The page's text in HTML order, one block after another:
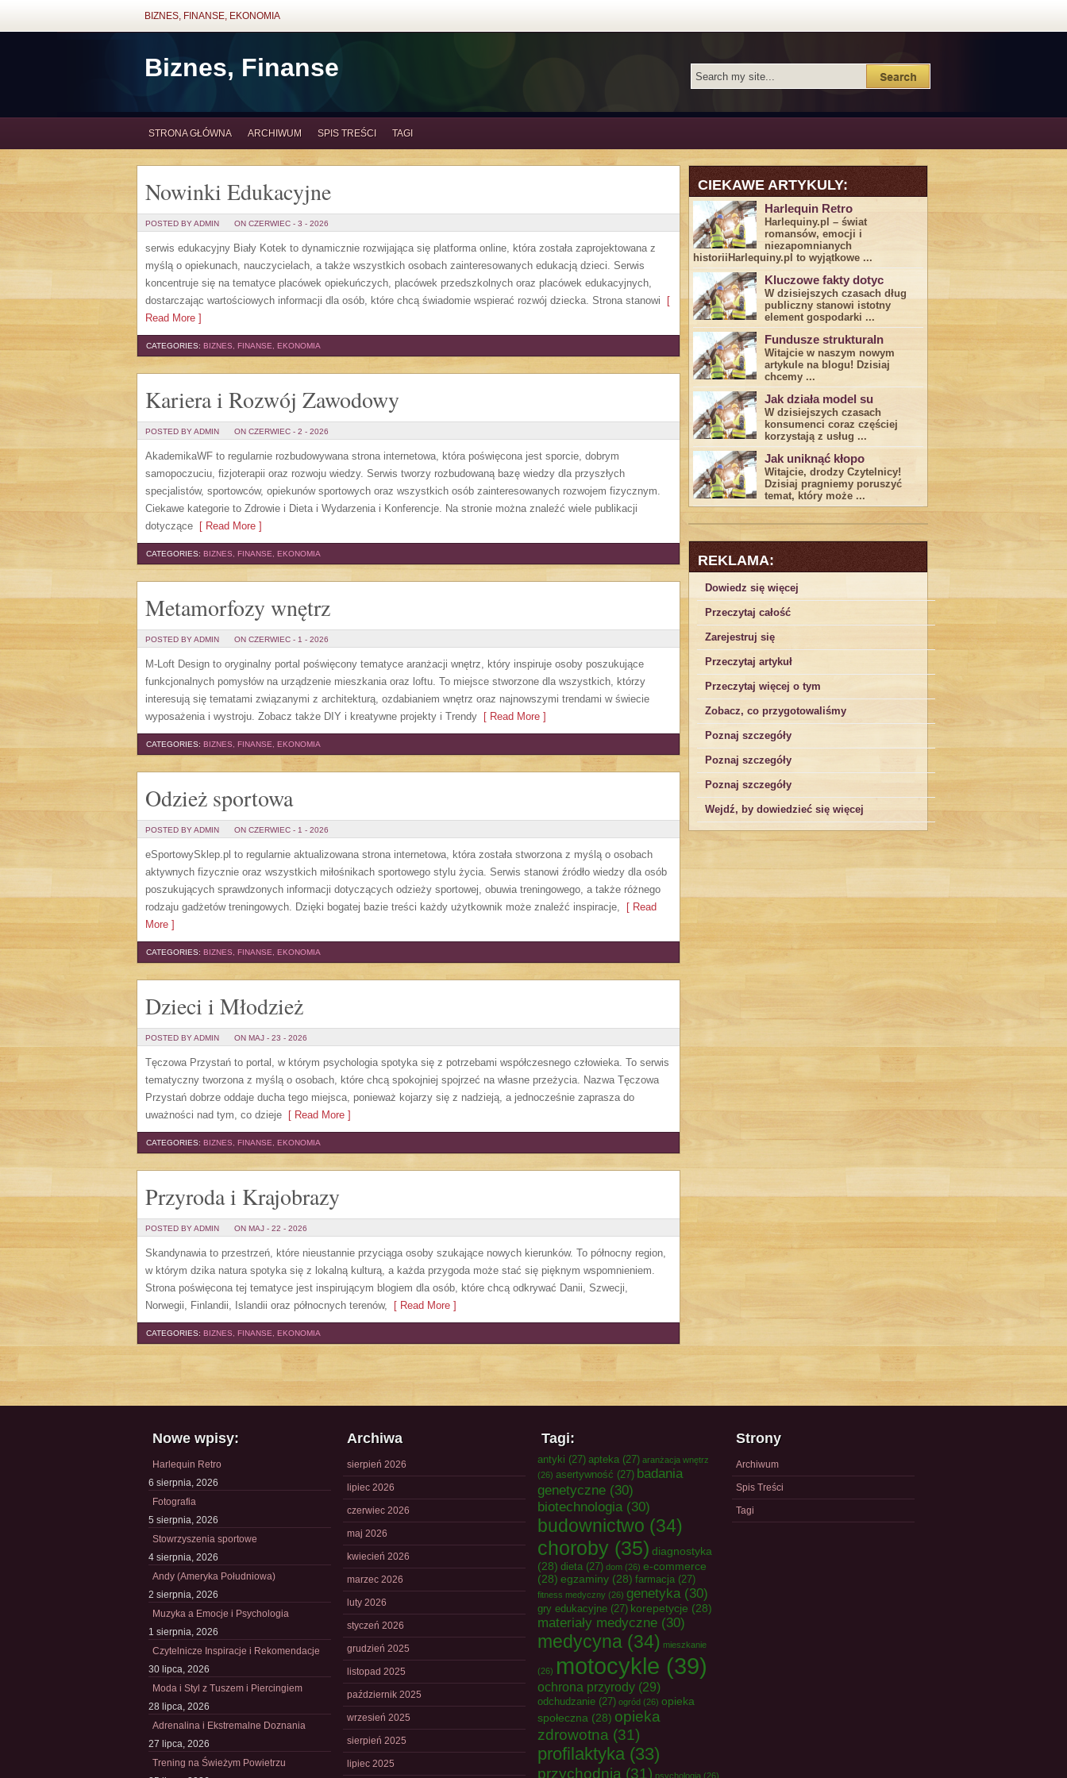
BIZNES, FINANSE, EKONOMIA
Biznes, Finanse
STRONA GŁÓWNA ARCHIWUM SPIS TREŚCI TAGI
Nowinki Edukacyjne
POSTED BY ADMIN ON CZERWIEC - 3 - 2026
serwis edukacyjny Biały Kotek to dynamicznie rozwijająca się platforma online, która została zaprojektowana z
myślą o opiekunach, nauczycielach, a także wszystkich osobach zainteresowanych edukacją dzieci. Serwis
koncentruje się na tematyce placówek opiekuńczych, placówek przedszkolnych oraz placówek edukacyjnych,
dostarczając wartościowych informacji dla osób, które chcą świadomie wspierać rozwój dziecka. Strona stanowi [
Read More ]
CATEGORIES: BIZNES, FINANSE, EKONOMIA
Kariera i Rozwój Zawodowy
POSTED BY ADMIN ON CZERWIEC - 2 - 2026
AkademikaWF to regularnie rozbudowywana strona internetowa, która poświęcona jest sporcie, dobrym
samopoczuciu, fizjoterapii oraz rozwoju wiedzy. Serwis tworzy rozbudowaną bazę wiedzy dla przyszłych
specjalistów, sportowców, opiekunów sportowych oraz wszystkich osób zainteresowanych rozwojem fizycznym.
Ciekawe kategorie to Zdrowie i Dieta i Wydarzenia i Konferencje. Na stronie można znaleźć wiele publikacji
dotyczące [ Read More ]
CATEGORIES: BIZNES, FINANSE, EKONOMIA
Metamorfozy wnętrz
POSTED BY ADMIN ON CZERWIEC - 1 - 2026
M-Loft Design to oryginalny portal poświęcony tematyce aranżacji wnętrz, który inspiruje osoby poszukujące
funkcjonalnych pomysłów na urządzenie mieszkania oraz loftu. To miejsce stworzone dla wszystkich, którzy
interesują się tematami związanymi z architekturą, ozdabianiem wnętrz oraz najnowszymi trendami w świecie
wyposażenia i wystroju. Zobacz także DIY i kreatywne projekty i Trendy [ Read More ]
CATEGORIES: BIZNES, FINANSE, EKONOMIA
Odzież sportowa
POSTED BY ADMIN ON CZERWIEC - 1 - 2026
eSportowySklep.pl to regularnie aktualizowana strona internetowa, która została stworzona z myślą o osobach
aktywnych fizycznie oraz wszystkich miłośnikach sportowego stylu życia. Serwis stanowi źródło wiedzy dla osób
poszukujących sprawdzonych informacji dotyczących odzieży sportowej, obuwia treningowego, a także różnego
rodzaju gadżetów treningowych. Dzięki bogatej bazie treści każdy użytkownik może znaleźć inspiracje, [ Read
More ]
CATEGORIES: BIZNES, FINANSE, EKONOMIA
Dzieci i Młodzież
POSTED BY ADMIN ON MAJ - 23 - 2026
Tęczowa Przystań to portal, w którym psychologia spotyka się z potrzebami współczesnego człowieka. To serwis
tematyczny tworzona z myślą o osobach, które chcą spokojniej spojrzeć na własne przeżycia. Nazwa Tęczowa
Przystań dobrze oddaje ducha tego miejsca, ponieważ kojarzy się z nadzieją, a jednocześnie zaprasza do
uważności nad tym, co dzieje [ Read More ]
CATEGORIES: BIZNES, FINANSE, EKONOMIA
Przyroda i Krajobrazy
POSTED BY ADMIN ON MAJ - 22 - 2026
Skandynawia to przestrzeń, które nieustannie przyciąga osoby szukające nowych kierunków. To północny region,
w którym dzika natura spotyka się z lokalną kulturą, a każda przygoda może stać się pięknym wspomnieniem.
Strona poświęcona tej tematyce jest inspirującym blogiem dla osób, które chcą odkrywać Danii, Szwecji,
Norwegii, Finlandii, Islandii oraz północnych terenów, [ Read More ]
CATEGORIES: BIZNES, FINANSE, EKONOMIA
CIEKAWE ARTYKULY:
Harlequin Retro
Harlequiny.pl – świat
romansów, emocji i
niezapomnianych
historiiHarlequiny.pl to wyjątkowe ...
Kluczowe fakty dotyc
W dzisiejszych czasach dług
publiczny stanowi istotny
element gospodarki ...
Fundusze strukturaln
Witajcie w naszym nowym
artykule na blogu! Dzisiaj
chcemy ...
Jak działa model su
W dzisiejszych czasach
konsumenci ‌coraz częściej
korzystają z usług⁤ ...
Jak uniknąć kłopo
Witajcie, drodzy Czytelnicy!
Dzisiaj pragniemy poruszyć
temat, który może ...
REKLAMA:
Dowiedz się więcej
Przeczytaj całość
Zarejestruj się
Przeczytaj artykuł
Przeczytaj więcej o tym
Zobacz, co przygotowaliśmy
Poznaj szczegóły
Poznaj szczegóły
Poznaj szczegóły
Wejdź, by dowiedzieć się więcej
Nowe wpisy:
Harlequin Retro
6 sierpnia, 2026
Fotografia
5 sierpnia, 2026
Stowrzyszenia sportowe
4 sierpnia, 2026
Andy (Ameryka Południowa)
2 sierpnia, 2026
Muzyka a Emocje i Psychologia
1 sierpnia, 2026
Czytelnicze Inspiracje i Rekomendacje
30 lipca, 2026
Moda i Styl z Tuszem i Piercingiem
28 lipca, 2026
Adrenalina i Ekstremalne Doznania
27 lipca, 2026
Trening na Świeżym Powietrzu
Archiwa
sierpień 2026
lipiec 2026
czerwiec 2026
maj 2026
kwiecień 2026
marzec 2026
luty 2026
styczeń 2026
grudzień 2025
listopad 2025
październik 2025
wrzesień 2025
sierpień 2025
lipiec 2025
Tagi:
antyki (27) apteka (27) aranżacja wnętrz
(26) asertywność (27) badania
genetyczne (30)
biotechnologia(30)
budownictwo (34)
choroby (35) diagnostyka
(28) dieta (27) dom (26) e-commerce
(28) egzaminy (28) farmacja (27)
fitness medyczny (26) genetyka(30)
gry edukacyjne (27) korepetycje (28)
materiały medyczne (30)
medycyna (34) mieszkanie
(26) motocykle (39)
ochrona przyrody (29)
odchudzanie (27) ogród (26) opieka
społeczna (28) opieka
zdrowotna (31)
profilaktyka (33)
przychodnia (31) psychologia (26)
Strony
Archiwum
Spis Treści
Tagi